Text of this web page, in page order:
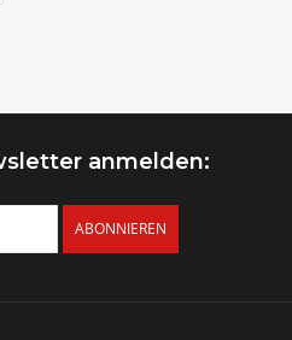
anmelden:
ABONNIEREN